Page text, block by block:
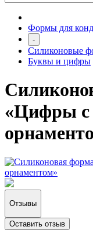
Формы для
-
Силиконовые
Буквы и цифры
«Цифры с
Отзывы
Оставить отзыв